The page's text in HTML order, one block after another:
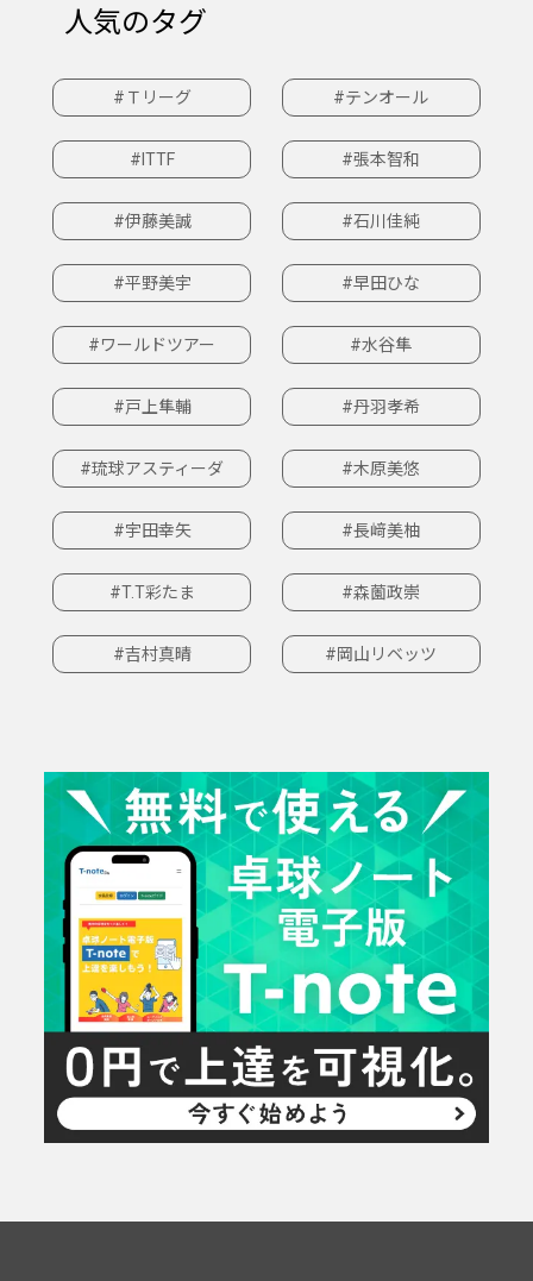
人気のタグ
#Ｔリーグ #テンオール
#ITTF #張本智和
#伊藤美誠 #石川佳純
#平野美宇 #早田ひな
#ワールドツアー #水谷隼
#戸上隼輔 #丹羽孝希
#琉球アスティーダ #木原美悠
#宇田幸矢 #長﨑美柚
#T.T彩たま #森薗政崇
#吉村真晴 #岡山リベッツ